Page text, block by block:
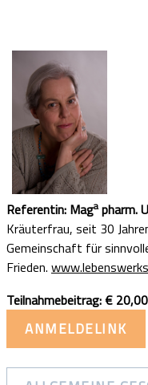
Referentin: Magapharm.
Kräuterfrau, seit 30
Gemeinschaft für
Frieden.
Teilnahmebeitrag: € 20,00
ANMELDELINK